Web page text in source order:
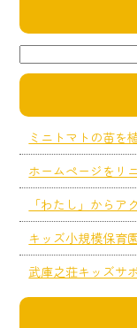
ミニトマトの苗を
ホームページをリ
「わたし」からア
キッズ小規模保育
武庫之荘キッズサ